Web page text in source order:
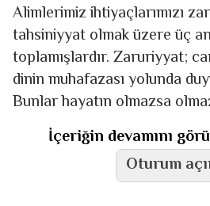
Alimlerimiz ihtiyaçlarımızı
tahsiniyyat olmak üzere üç
toplamışlardır. Zaruriyyat;
dinin muhafazası yolunda
Bunlar hayatın olmazsa
karşılanmadığı taktirde
ihtiyaçlara denilmektedir.
İçeriğin devamını
Oturum